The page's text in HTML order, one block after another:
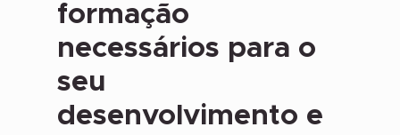
formação
necessários para o
seu
desenvolvimento e